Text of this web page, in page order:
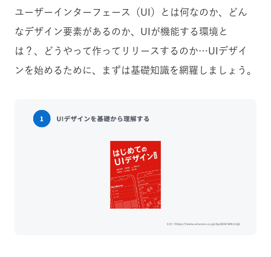
ユーザーインターフェース（UI）とは何なのか、どん
なデザイン要素があるのか、UIが機能する環境と
は？、どうやって作ってリリースするのか…UIデザイ
ンを始めるために、まずは基礎知識を網羅しましょう。